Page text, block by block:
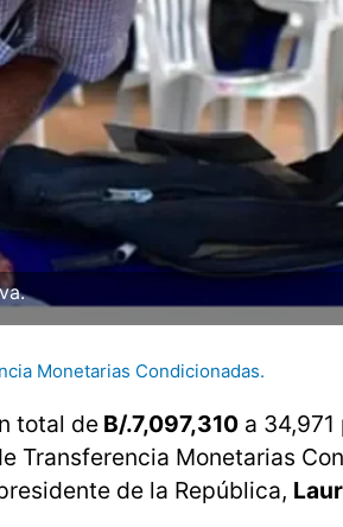
Monetarias Condicionadas.
total de B/.7,097,310 a
Transferencia Monetarias
de la República,